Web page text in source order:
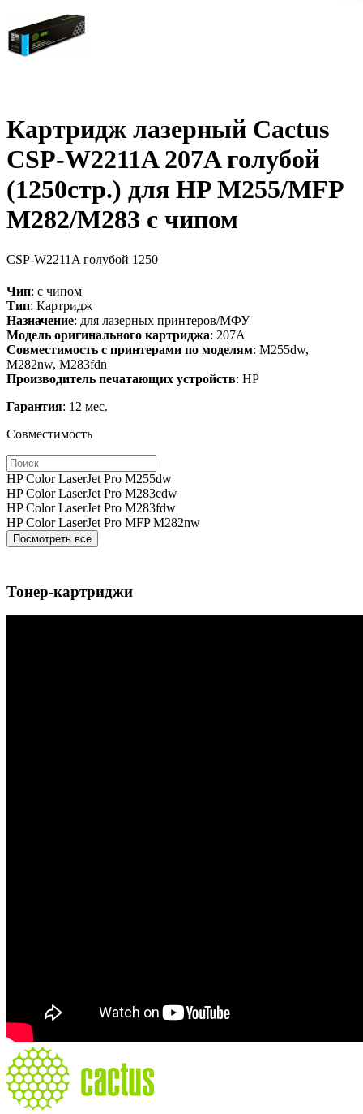
Картридж лазерный Cactus
CSP-W2211A 207A голубой
(1250стр.) для HP M255/MFP
M282/M283 с чипом
CSP-W2211A голубой 1250
Чип: с чипом
Тип: Картридж
Назначение: для лазерных принтеров/МФУ
Модель оригинального картриджа: 207A
Совместимость с принтерами по моделям: M255dw,
M282nw, M283fdn
Производитель печатающих устройств: HP
Гарантия: 12 мес.
Совместимость
HP Color LaserJet Pro M255dw
HP Color LaserJet Pro M283cdw
HP Color LaserJet Pro M283fdw
HP Color LaserJet Pro MFP M282nw
Посмотреть все
Тонер-картриджи